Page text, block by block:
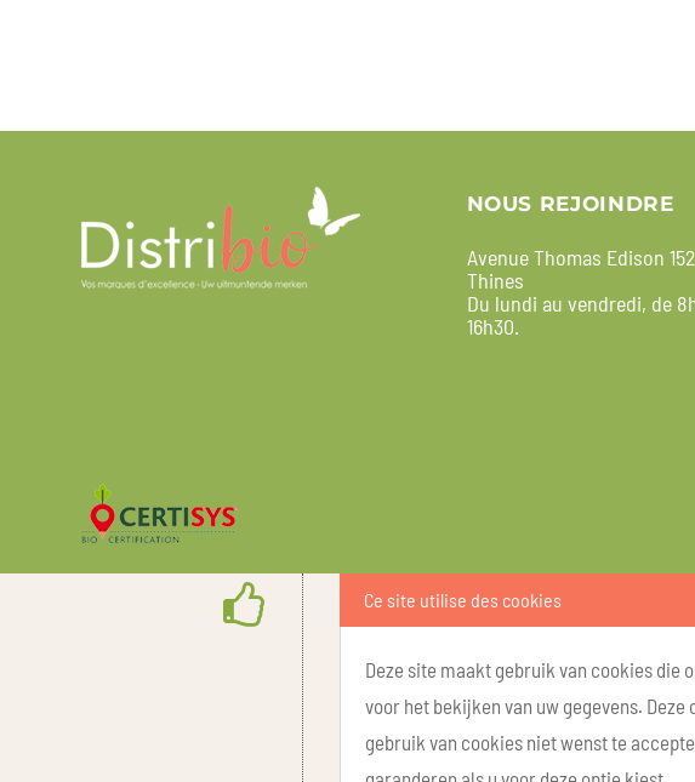
NOUS REJOINDRE
Avenue Thomas Edison
Thines
Du lundi au vendredi, de
16h30.
Ce site utilise des cookies
Deze site maakt gebruik van cookies die
voor het bekijken van uw gegevens.
gebruik van cookies niet wenst te